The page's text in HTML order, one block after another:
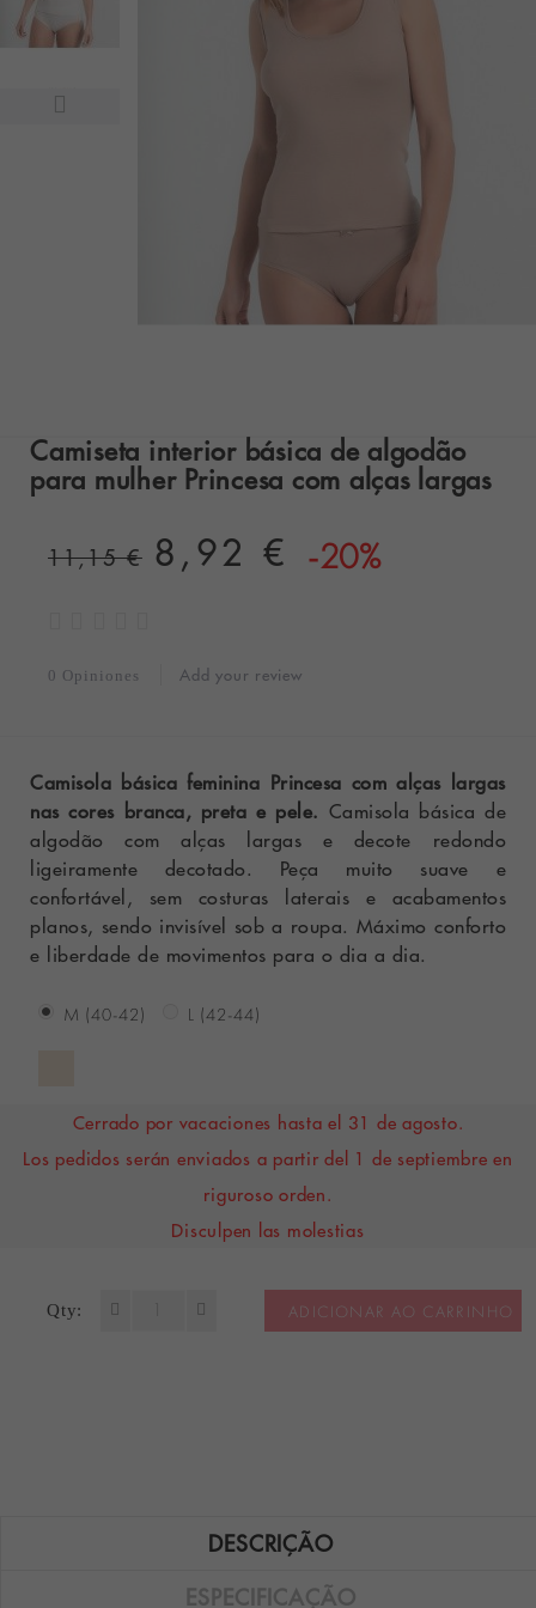
Camiseta interior básica de algodão
para mulher Princesa com alças largas
11,15 € 8,92 € -20%
0 Opiniones Add your review
Camisola básica feminina Princesa com alças largas
nas cores branca, preta e pele. Camisola básica de
algodão com alças largas e decote redondo
ligeiramente decotado. Peça muito suave e
confortável, sem costuras laterais e acabamentos
planos, sendo invisível sob a roupa. Máximo conforto
e liberdade de movimentos para o dia a dia.
M (40-42) L (42-44)
Cerrado por vacaciones hasta el 31 de agosto.
Los pedidos serán enviados a partir del 1 de septiembre en
riguroso orden.
Disculpen las molestias
Qty: ADICIONAR AO CARRINHO
DESCRIÇÃO
ESPECIFICAÇÃO